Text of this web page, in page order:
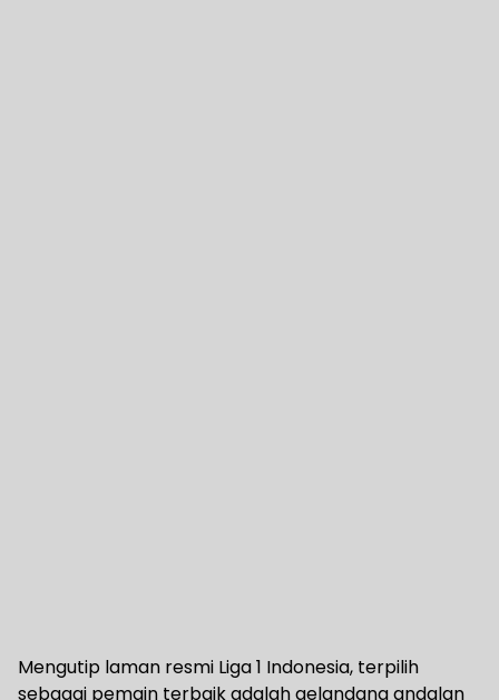
Mengutip laman resmi Liga 1 Indonesia, terpilih
sebagai pemain terbaik adalah gelandang andalan